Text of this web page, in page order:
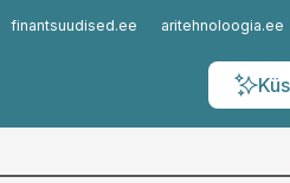
finantsuudised.ee aritehnoloogia.ee